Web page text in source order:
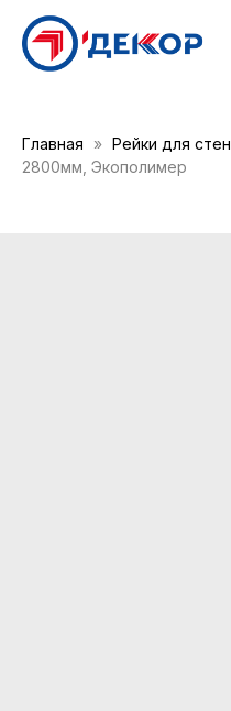
Главная Рейки для стен
2800мм, Экополимер